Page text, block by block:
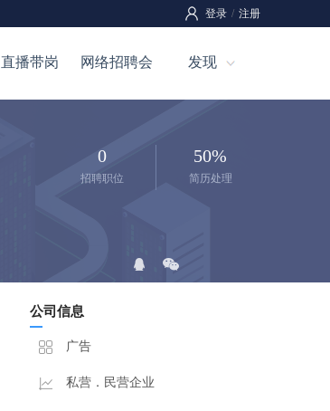
登录 / 注册
直播带岗 网络招聘会 发现
0
招聘职位
50%
简历处理
公司信息
广告
私营．民营企业